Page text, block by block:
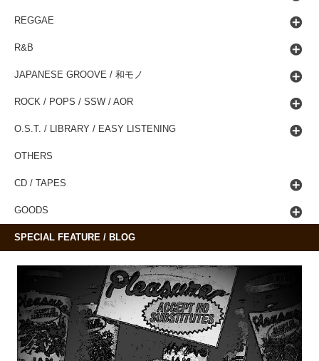
REGGAE
R&B
JAPANESE GROOVE / 和モノ
ROCK / POPS / SSW / AOR
O.S.T. / LIBRARY / EASY LISTENING
OTHERS
CD / TAPES
GOODS
SPECIAL FEATURE / BLOG